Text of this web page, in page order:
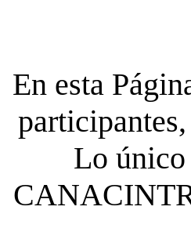
En esta
Lo único